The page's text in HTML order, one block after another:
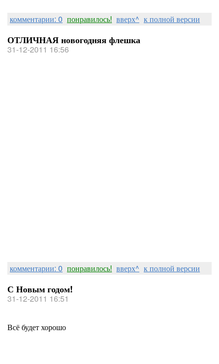
комментарии: 0 понравилось! вверх^ к полной версии
ОТЛИЧНАЯ новогодняя флешка
31-12-2011 16:56
комментарии: 0 понравилось! вверх^ к полной версии
С Новым годом!
31-12-2011 16:51
Всё будет хорошо